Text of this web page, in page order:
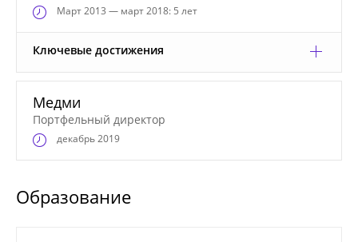
Март2013 — март 2018: 5 лет
Ключевые достижения
Медми
Портфельный директор
декабрь 2019
Образование